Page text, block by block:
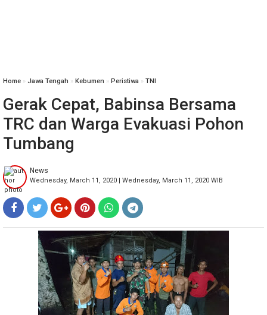
Home » Jawa Tengah » Kebumen » Peristiwa » TNI
Gerak Cepat, Babinsa Bersama
TRC dan Warga Evakuasi Pohon
Tumbang
News
Wednesday, March 11, 2020 | Wednesday, March 11, 2020 WIB